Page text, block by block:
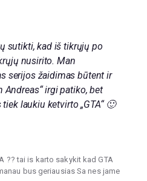
sutikti, kad iš tikrųjų po
nusirito. Man
serijos žaidimas būtent ir
Andreas“ irgi patiko, bet
laukiu ketvirto „GTA“ 🙂
?? tai is karto sakykit kad GTA
bus geriausias Sa nes jame